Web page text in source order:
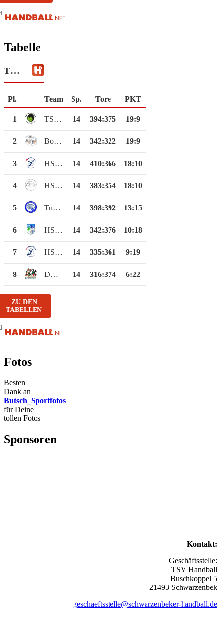
Tabelle
TSV Schwarzenbek 2
Pl. Team Sp. Tore PKT
1 TSV Schwarzenbek 2 14 394:375 19:9
2 Boizenburger HV 14 342:322 19:9
3 HSG Beste Trave 2 14 410:366 18:10
4 HSG Kalkberg 06 2 14 383:354 18:10
5 TuS Aumühle-Wohltorf 2 14 398:392 13:15
6 HSG Büchen/Siebeneichen 14 342:376 10:18
7 HSG Beste Trave 14 335:361 9:19
8 DHG Sandesneben 14 316:374 6:22
ZU DEN
TABELLEN
Fotos
Besten
Dank an
Butsch_Sportfotos
für Deine
tollen Fotos
Sponsoren
Kontakt:
Geschäftsstelle:
TSV Handball
Buschkoppel 5
21493 Schwarzenbek
geschaeftsstelle@schwarzenbeker-handball.de